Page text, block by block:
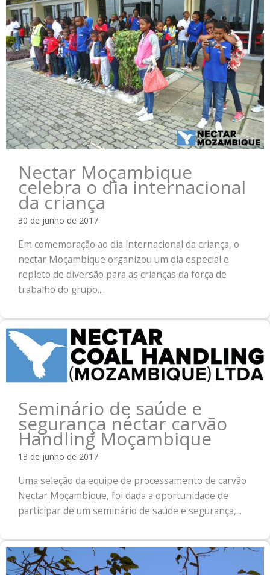
Nectar Moçambique
celebra o dia internacional
da criança
30 de junho de 2017
Em comemoração ao dia internacional da criança, o
nectar Moçambique organizou um dia especial e
repleto de diversão para as crianças da força de
trabalho do grupo....
Seminário de saúde e
segurança néctar carvão
Handling Moçambique
13 de junho de 2017
Uma seleção da equipe de processamento de carvão
Nectar Moçambique, foi dada a oportunidade de
participar de um seminário de saúde e segurança,...